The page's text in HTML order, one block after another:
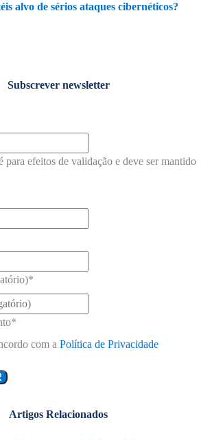
alvo de sérios ataques cibernéticos?
Subscrever newsletter
para efeitos de validação e deve ser mantido
*
*
com a Política de Privacidade
Artigos Relacionados